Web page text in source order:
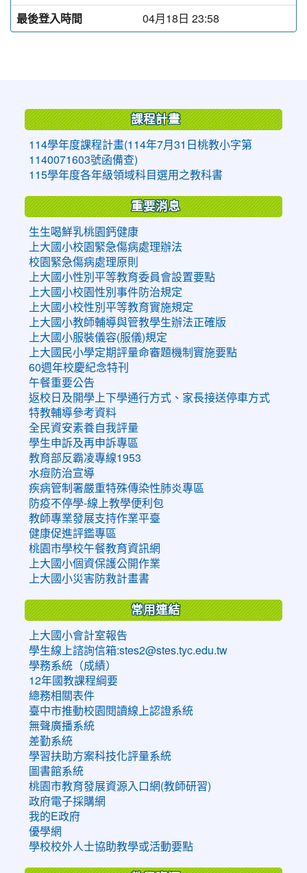
最後登入時間
04月18日 23:58
課程計畫
114學年度課程計畫(114年7月31日桃教小字第
1140071603號函備查)
115學年度各年級領域科目選用之教科書
重要消息
生生喝鮮乳桃園鈣健康
上大國小校園緊急傷病處理辦法
校園緊急傷病處理原則
上大國小性別平等教育委員會設置要點
上大國小校園性別事件防治規定
上大國小校性別平等教育實施規定
上大國小教師輔導與管教學生辦法正確版
上大國小服裝儀容(服儀)規定
上大國民小學定期評量命審題機制實施要點
60週年校慶紀念特刊
午餐重要公告
返校日及開學上下學通行方式、家長接送停車方式
特教輔導參考資料
全民資安素養自我評量
學生申訴及再申訴專區
教育部反霸凌專線1953
水痘防治宣導
疾病管制署嚴重特殊傳染性肺炎專區
防疫不停學-線上教學便利包
教師專業發展支持作業平臺
健康促進評鑑專區
桃園市學校午餐教育資訊網
上大國小個資保護公開作業
上大國小災害防救計畫書
常用連結
上大國小會計室報告
學生線上諮詢信箱:stes2@stes.tyc.edu.tw
學務系統（成績）
12年國教課程綱要
總務相關表件
臺中市推動校園閱讀線上認證系統
無聲廣播系統
差勤系統
學習扶助方案科技化評量系統
圖書館系統
桃園市教育發展資源入口網(教師研習)
政府電子採購網
我的E政府
優學網
學校校外人士協助教學或活動要點